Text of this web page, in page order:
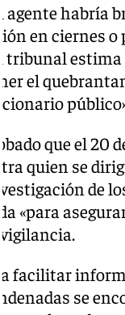
agente habría
en ciernes
tribunal
el
que el 20
quien se
de
«para
vigilancia.
a facilitar
se